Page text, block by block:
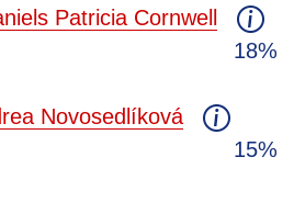
Patricia Cornwell
18%
Novosedlíková
15%